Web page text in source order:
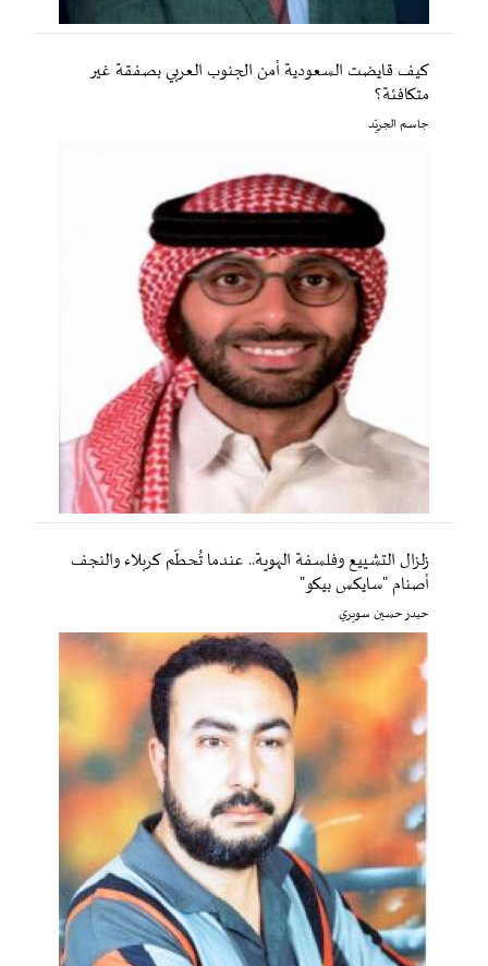
كيف قايضت السعودية أمن الجنوب العربي بصفقة غير
متكافئة؟
جاسم الجريّد
زلزال التشييع وفلسفة الهوية.. عندما تُحطّم كربلاء والنجف
أصنام "سايكس بيكو"
حيدر حسين سويري